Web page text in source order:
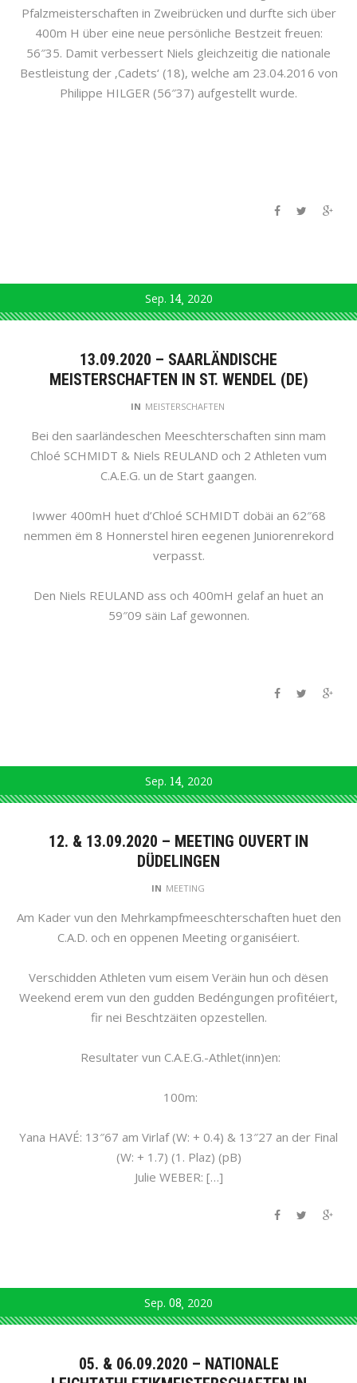
Pfalzmeisterschaften in Zweibrücken und durfte sich über
400m H über eine neue persönliche Bestzeit freuen:
56″35. Damit verbessert Niels gleichzeitig die nationale
Bestleistung der ‚Cadets‘ (18), welche am 23.04.2016 von
Philippe HILGER (56″37) aufgestellt wurde.
Sep. 14 2020
13.09.2020 – SAARLÄNDISCHE
MEISTERSCHAFTEN IN ST. WENDEL (DE)
IN MEISTERSCHAFTEN
Bei den saarländeschen Meeschterschaften sinn mam
Chloé SCHMIDT & Niels REULAND och 2 Athleten vum
C.A.E.G. un de Start gaangen.
Iwwer 400mH huet d’Chloé SCHMIDT dobäi an 62″68
nemmen ëm 8 Honnerstel hiren eegenen Juniorenrekord
verpasst.
Den Niels REULAND ass och 400mH gelaf an huet an
59″09 säin Laf gewonnen.
Sep. 14 2020
12. & 13.09.2020 – MEETING OUVERT IN
DÜDELINGEN
IN MEETING
Am Kader vun den Mehrkampfmeeschterschaften huet den
C.A.D. och en oppenen Meeting organiséiert.
Verschidden Athleten vum eisem Veräin hun och dësen
Weekend erem vun den gudden Bedéngungen profitéiert,
fir nei Beschtzäiten opzestellen.
Resultater vun C.A.E.G.-Athlet(inn)en:
100m:
Yana HAVÉ: 13″67 am Virlaf (W: + 0.4) & 13″27 an der Final
(W: + 1.7) (1. Plaz) (pB)
Julie WEBER: […]
Sep. 08 2020
05. & 06.09.2020 – NATIONALE